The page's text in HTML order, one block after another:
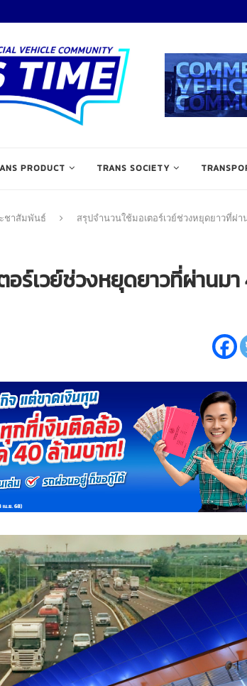
PRODUCT TRANS SOCIETY
ชาสัมพันธ์ สรุปจำนวนใช้มอเตอร์เวย์ช่วงหยุดยาวที่ผ่
อร์เวย์ช่วงหยุดยาวที่ผ่านม